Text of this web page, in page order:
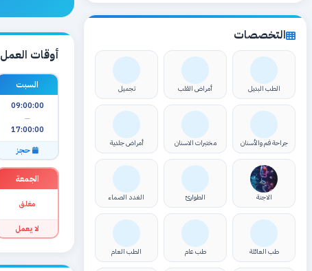
التخصصات
الطب البديل أمراض القلب تجميل
جراحة فم والأسنان مختبرات الاسنان أمراض جلدية
الاجنة الطوارئ الغدد الصماء
طب العائلة طب عام الطب العام
أوقات العمل
السبت
09:00:00
—
17:00:00
حجز
الجمعة
مغلق
لا يعمل